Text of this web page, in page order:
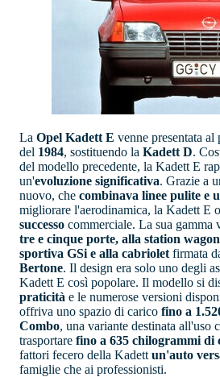
La Opel Kadett E venne presentata
del 1984, sostituendo la Kadett D.
del modello precedente, la Kadett E
un'evoluzione significativa. Grazie a
nuovo, che combinava linee pulite e
migliorare l'aerodinamica, la Kadett E
successo commerciale. La sua gamma
tre e cinque porte, alla station
sportiva GSi e alla cabriolet firmata
Bertone. Il design era solo uno degli
Kadett E così popolare. Il modello si
praticità e le numerose versioni
offriva uno spazio di carico fino a
Combo, una variante destinata all'uso
trasportare fino a 635 chilogrammi di
fattori fecero della Kadett un'auto
famiglie che ai professionisti.